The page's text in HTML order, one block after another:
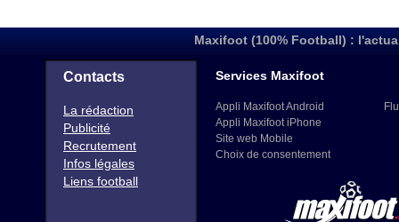
Maxifoot (100% Football) :
Contacts
La rédaction
Publicité
Recrutement
Infos légales
Liens football
Services Maxifoot
Appli Maxifoot Android
Appli Maxifoot iPhone
Site web Mobile
Choix de consentement